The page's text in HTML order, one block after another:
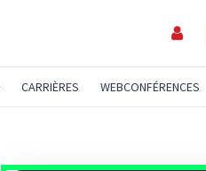
CARRIÈRES WEBCONFÉRENCES